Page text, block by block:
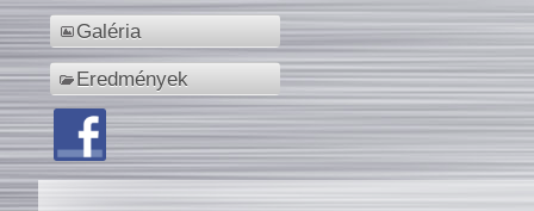
Galéria
Eredmények